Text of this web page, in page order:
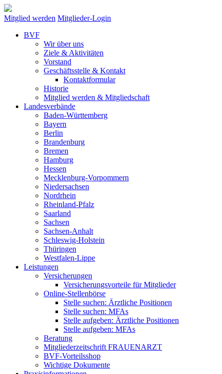
Mitglied werden Mitglieder-Login
BVF
Wir über uns
Ziele & Aktivitäten
Vorstand
Geschäftsstelle & Kontakt
Kontaktformular
Historie
Mitglied werden & Mitgliedschaft
Landesverbände
Baden-Württemberg
Bayern
Berlin
Brandenburg
Bremen
Hamburg
Hessen
Mecklenburg-Vorpommern
Niedersachsen
Nordrhein
Rheinland-Pfalz
Saarland
Sachsen
Sachsen-Anhalt
Schleswig-Holstein
Thüringen
Westfalen-Lippe
Leistungen
Versicherungen
Versicherungsvorteile für Mitglieder
Online-Stellenbörse
Stelle suchen: Ärztliche Positionen
Stelle suchen: MFAs
Stelle aufgeben: Ärztliche Positionen
Stelle aufgeben: MFAs
Beratung
Mitgliederzeitschrift FRAUENARZT
BVF-Vorteilsshop
Wichtige Dokumente